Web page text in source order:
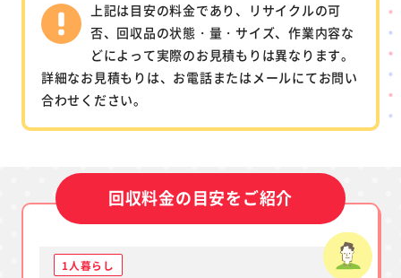
上記は目安の料金であり、リサイクルの可
否、回収品の状態・量・サイズ、作業内容な
どによって実際のお見積もりは異なります。
詳細なお見積もりは、お電話またはメールにてお問い
合わせください。
回収料金の目安をご紹介
1人暮らし